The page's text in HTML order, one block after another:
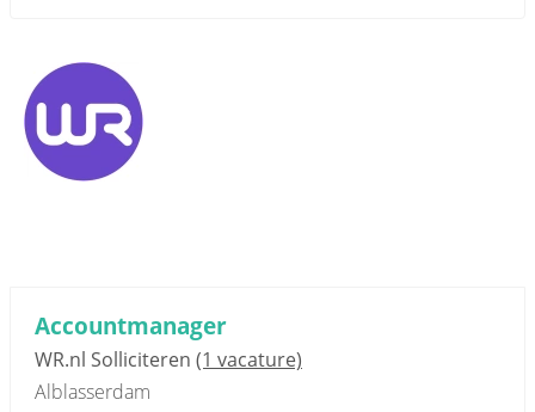
Accountmanager
WR.nl Solliciteren (1 vacature)
Alblasserdam